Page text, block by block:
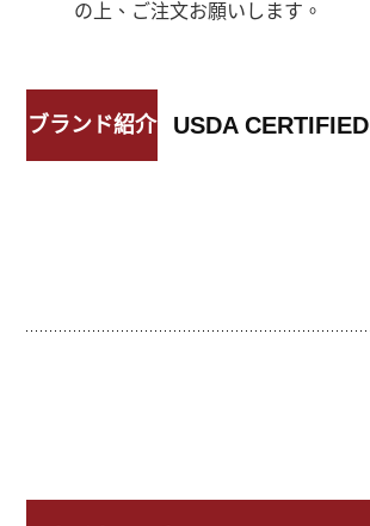
の上、ご注文お願いします。
ブランド紹介 USDA CERTIFIED